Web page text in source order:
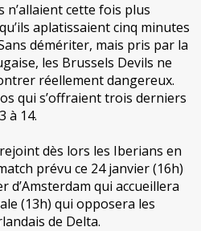
n’allaient cette fois plus
aplatissaient cinq minutes
démériter, mais pris par la
les Brussels Devils ne
réellement dangereux.
qui s’offraient trois derniers
à 14.
dès lors les Iberians en
prévu ce 24 janvier (16h)
d’Amsterdam qui accueillera
(13h) qui opposera les
de Delta.